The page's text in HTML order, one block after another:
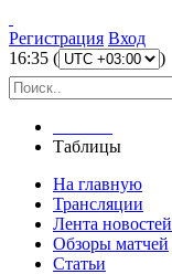
Регистрация Вход
16:35 ( )
Таблицы
На главную
Трансляции
Лента новостей
Обзоры матчей
Статьи